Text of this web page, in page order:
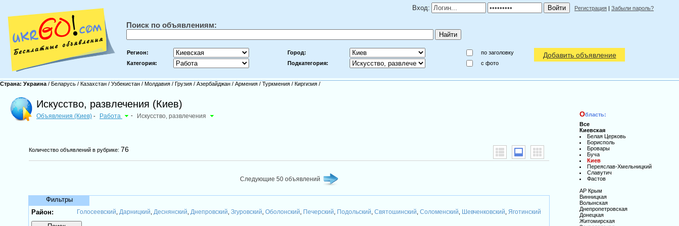
Вход: Регистрация | Забыли пароль?
Поиск по объявлениям:
Регион: Город:
по заголовку
Категория:
Подкатегория: c фото
Добавить объявление
Страна: Украина / Беларусь / Казахстан / Узбекистан / Молдавия / Грузия / Азербайджан / Армения / Туркмения / Киргизия /
Искусство, развлечения (Киев)
Объявления (Киев) - Работа - Искусство, развлечения
Количество объявлений в рубрике: 76
Следующие 50 объявлений
Фильтры
Район:
Голосеевский Дарницкий Деснянский Днепровский ,Згуровский ,Оболонский Печерский Подольский ,Святошинский ,Соломенский Шевченковский Яготинский
Область:
Все
Киевская
Белая Церковь
Борисполь
Бровары
Буча
Киев
Переяслав-Хмельницкий
Славутич
Фастов
АР Крым
Винницкая
Волынская
Днепропетровская
Донецкая
Житомирская